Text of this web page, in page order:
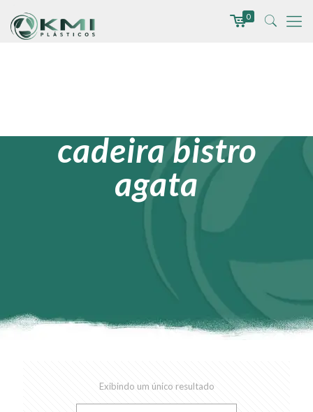
0
cadeira bistro
agata
Exibindo um único resultado